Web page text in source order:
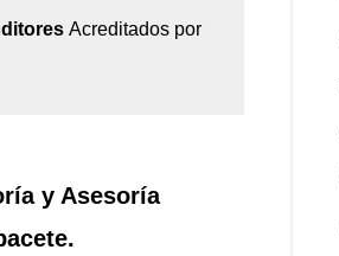
Acreditados por
y Asesoría